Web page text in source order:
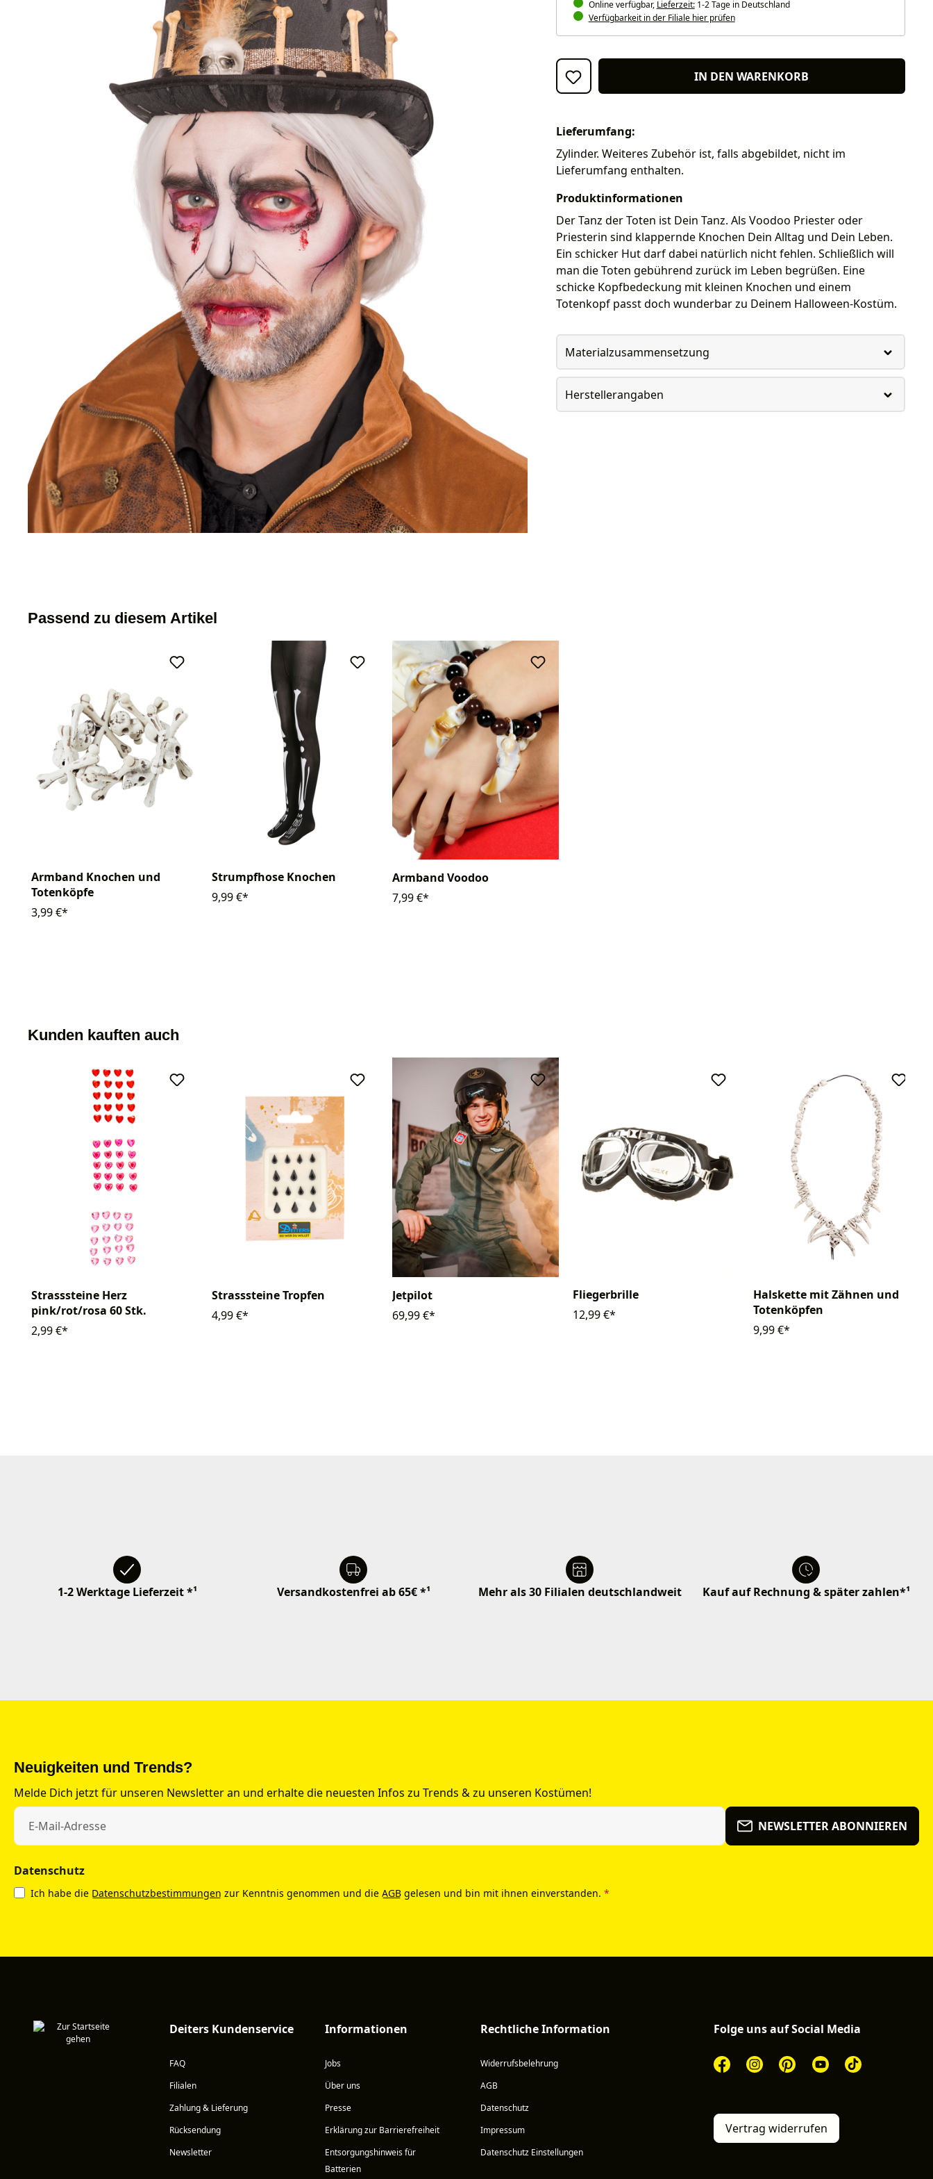
Online verfügbar, Lieferzeit:1-2 Tage in Deutschland
Verfügbarkeit in der Filiale hier prüfen
IN DEN WARENKORB
Lieferumfang:
Zylinder. Weiteres Zubehör ist, falls abgebildet, nicht im
Lieferumfang enthalten.
Produktinformationen
Der Tanz der Toten ist Dein Tanz. Als Voodoo Priester oder
Priesterin sind klappernde Knochen Dein Alltag und Dein Leben.
Ein schicker Hut darf dabei natürlich nicht fehlen. Schließlich will
man die Toten gebührend zurück im Leben begrüßen. Eine
schicke Kopfbedeckung mit kleinen Knochen und einem
Totenkopf passt doch wunderbar zu Deinem Halloween-Kostüm.
Materialzusammensetzung
Herstellerangaben
Passend zu diesem Artikel
Armband Knochen und
Totenköpfe
3,99 €*
Strumpfhose Knochen
9,99 €*
Armband Voodoo
7,99 €*
Kunden kauften auch
Strasssteine Herz
pink/rot/rosa 60 Stk.
2,99 €*
Strasssteine Tropfen
4,99 €*
Jetpilot
69,99 €*
Fliegerbrille
12,99 €*
Halskette mit Zähnen und
Totenköpfen
9,99 €*
1-2 Werktage Lieferzeit *¹ Versandkostenfrei ab 65€ *¹ Mehr als 30 Filialen deutschlandweit Kauf auf Rechnung & später zahlen*¹
Neuigkeiten und Trends?
Melde Dich jetzt für unseren Newsletter an und erhalte die neuesten Infos zu Trends & zu unseren Kostümen!
NEWSLETTER ABONNIEREN
Datenschutz
Ich habe die Datenschutzbestimmungen zur Kenntnis genommen und die AGB gelesen und bin mit ihnen einverstanden. *
Deiters Kundenservice
FAQ
Filialen
Zahlung & Lieferung
Rücksendung
Newsletter
Informationen
Jobs
Über uns
Presse
Erklärung zur Barrierefreiheit
Entsorgungshinweis für
Batterien
Rechtliche Information
Widerrufsbelehrung
AGB
Datenschutz
Impressum
Datenschutz Einstellungen
Folge uns auf Social Media
Vertrag widerrufen